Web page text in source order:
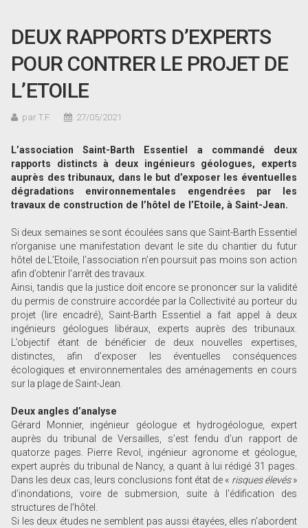
DEUX RAPPORTS D’EXPERTS
POUR CONTRER LE PROJET DE
L’ETOILE
par T.F. 27/05/2021
L’association Saint-Barth Essentiel a commandé deux
rapports distincts à deux ingénieurs géologues, experts
auprès des tribunaux, dans le but d’exposer les éventuelles
dégradations environnementales engendrées par les
travaux de construction de l’hôtel de l’Etoile, à Saint-Jean.
Si deux semaines se sont écoulées sans que Saint-Barth Essentiel
n’organise une manifestation devant le site du chantier du futur
hôtel de L’Etoile, l’association n’en poursuit pas moins son action
afin d’obtenir l’arrêt des travaux.
Ainsi, tandis que la justice doit encore se prononcer sur la validité
du permis de construire accordée par la Collectivité au porteur du
projet (lire encadré), Saint-Barth Essentiel a fait appel à deux
ingénieurs géologues libéraux, experts auprès des tribunaux.
L’objectif étant de bénéficier de deux nouvelles expertises,
distinctes, afin d’exposer les éventuelles conséquences
écologiques et environnementales des aménagements en cours
sur la plage de Saint-Jean.
Deux angles d’analyse
Gérard Monnier, ingénieur géologue et hydrogéologue, expert
auprès du tribunal de Versailles, s’est fendu d’un rapport de
quatorze pages. Pierre Revol, ingénieur agronome et géologue,
expert auprès du tribunal de Nancy, a quant à lui rédigé 31 pages.
Dans les deux cas, leurs conclusions font état de « risques élevés»
d’inondations, voire de submersion, suite à l’édification des
structures de l’hôtel.
Si les deux études ne semblent pas aussi étayées, elles n’abordent